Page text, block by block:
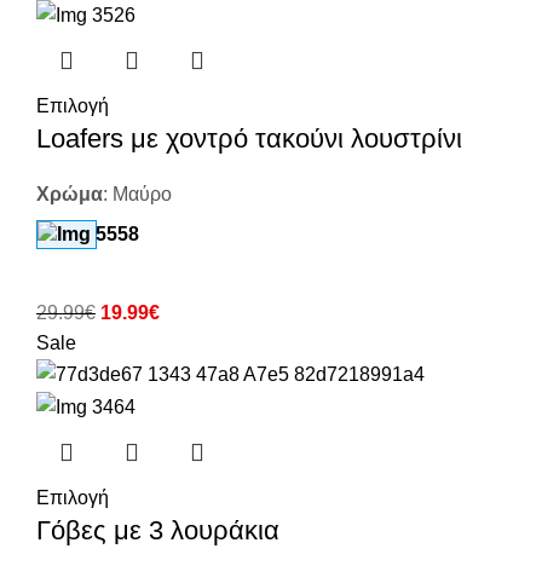
Επιλογή
Loafers με χοντρό τακούνι λουστρίνι
Χρώμα: Μαύρο
29.99€ 19.99€
Sale
Επιλογή
Γόβες με 3 λουράκια